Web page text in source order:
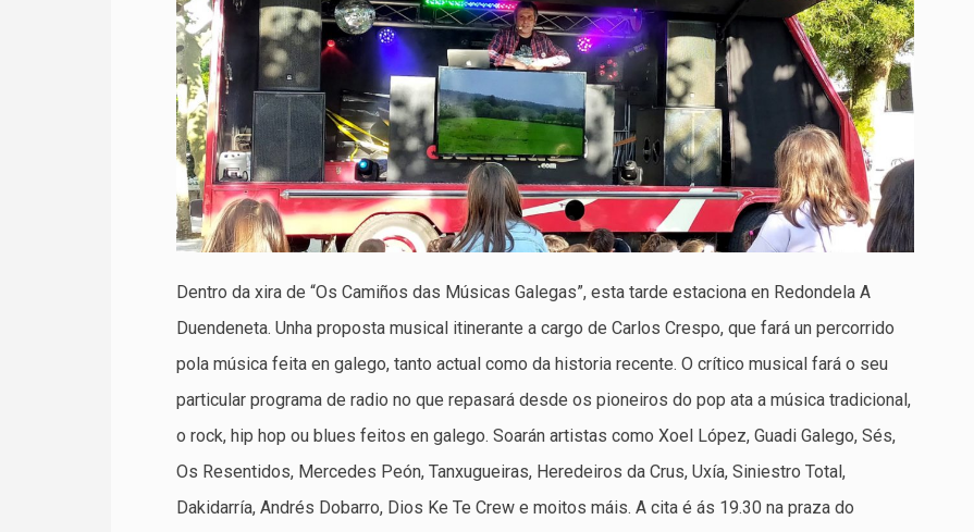
Dentro da xira de “Os Camiños das Músicas Galegas”, esta tarde estaciona en Redondela A
Duendeneta. Unha proposta musical itinerante a cargo de Carlos Crespo, que fará un percorrido
pola música feita en galego, tanto actual como da historia recente. O crítico musical fará o seu
particular programa de radio no que repasará desde os pioneiros do pop ata a música tradicional,
o rock, hip hop ou blues feitos en galego. Soarán artistas como Xoel López, Guadi Galego, Sés,
Os Resentidos, Mercedes Peón, Tanxugueiras, Heredeiros da Crus, Uxía, Siniestro Total,
Dakidarría, Andrés Dobarro, Dios Ke Te Crew e moitos máis. A cita é ás 19.30 na praza do